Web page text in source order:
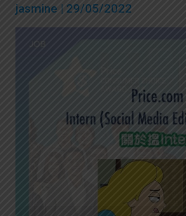
jasmine | 29/05/2022